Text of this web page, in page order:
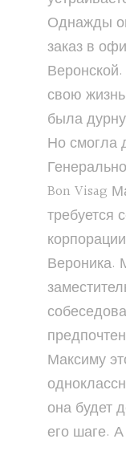
Однажды
заказ в
свою
была
Но смогла
Bon Visag
требуется
Вероника.
Максиму
она будет
его шаге.